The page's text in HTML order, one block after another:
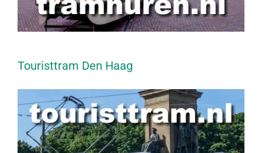
Touristtram Den Haag